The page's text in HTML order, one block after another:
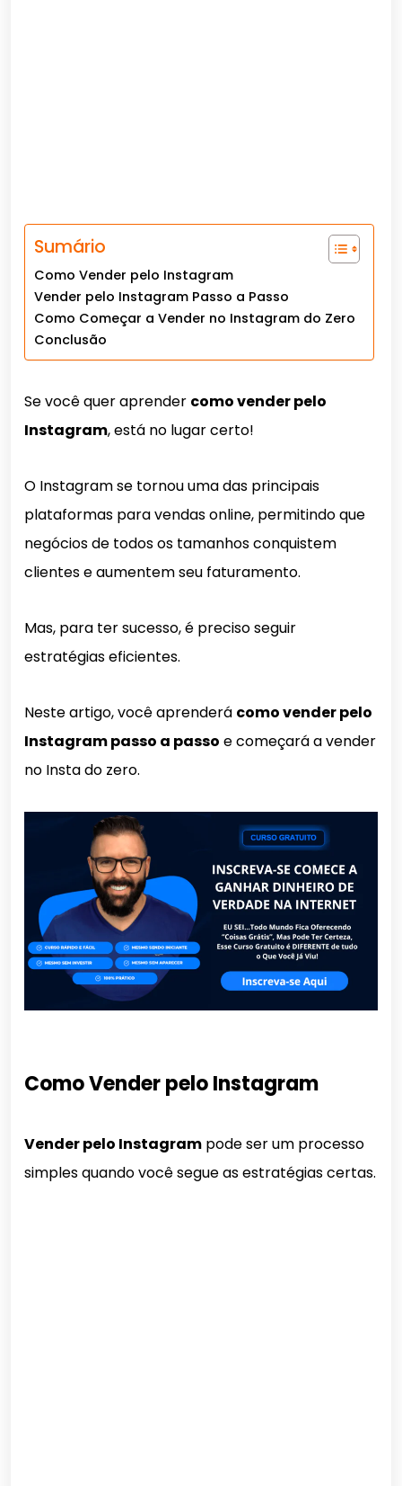
Sumário
Como Vender pelo Instagram
Vender pelo Instagram Passo a Passo
Como Começar a Vender no Instagram do Zero
Conclusão
Se você quer aprender como vender pelo
Instagram, está no lugar certo!
O Instagram se tornou uma das principais
plataformas para vendas online, permitindo que
negócios de todos os tamanhos conquistem
clientes e aumentem seu faturamento.
Mas, para ter sucesso, é preciso seguir
estratégias eficientes.
Neste artigo, você aprenderá como vender pelo
Instagram passo a passo e começará a vender
no Insta do zero.
Como Vender pelo Instagram
Vender pelo Instagram pode ser um processo
simples quando você segue as estratégias certas.